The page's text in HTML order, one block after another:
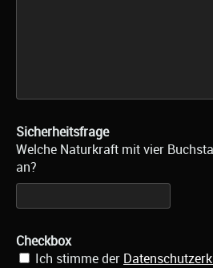
Sicherheitsfrage
Welche Naturkraft mit vier
an?
Checkbox
Ich stimme der